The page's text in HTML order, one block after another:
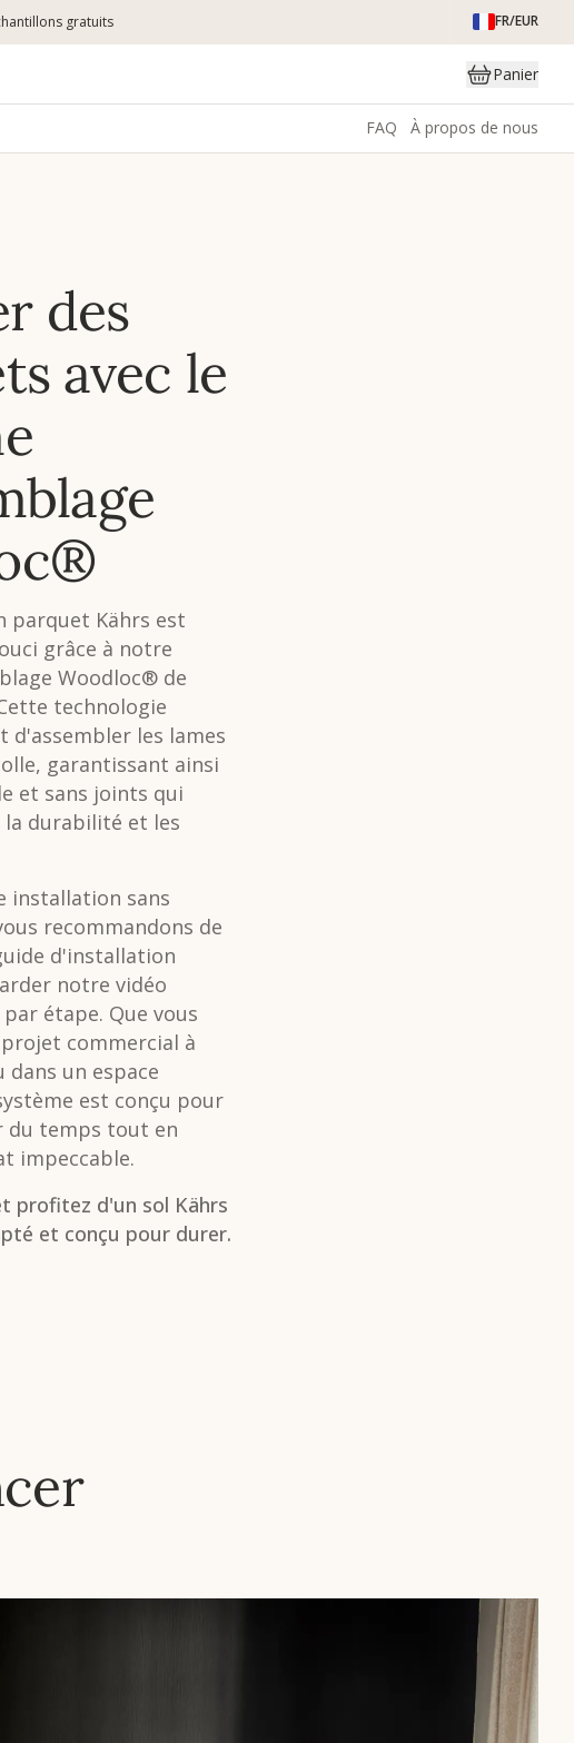
gratuits FR/EUR
Panier
FAQ À propos de nous
des
avec le
parquet Kährs est
grâce à notre
Woodloc® de
technologie
d'assembler les lames
garantissant ainsi
et sans joints qui
durabilité et les
installation sans
recommandons de
d'installation
notre vidéo
étape. Que vous
commercial à
dans un espace
est conçu pour
du temps tout en
impeccable.
profitez d'un sol Kährs
et conçu pour durer.